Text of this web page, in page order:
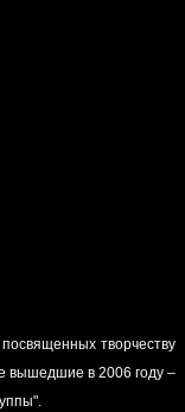
творчеству
вышедшие в 2006 году –